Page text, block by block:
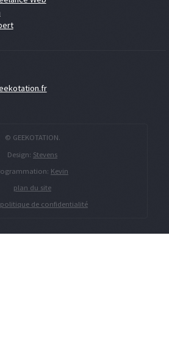
© GEEKOTATION.
Design: Stevens
Kevin
plan du site
politique de confidentialité